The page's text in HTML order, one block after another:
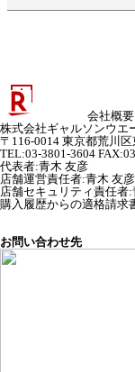
会社概要
株式会社ギャルソンウエ
〒116-0014 東京都荒川
TEL:03-3801-3604
代表者:青木 友彦
店舗運営責任者:青木 友彦
店舗セキュリティ責任者:
購入履歴からの適格請求
お問い合わせ先